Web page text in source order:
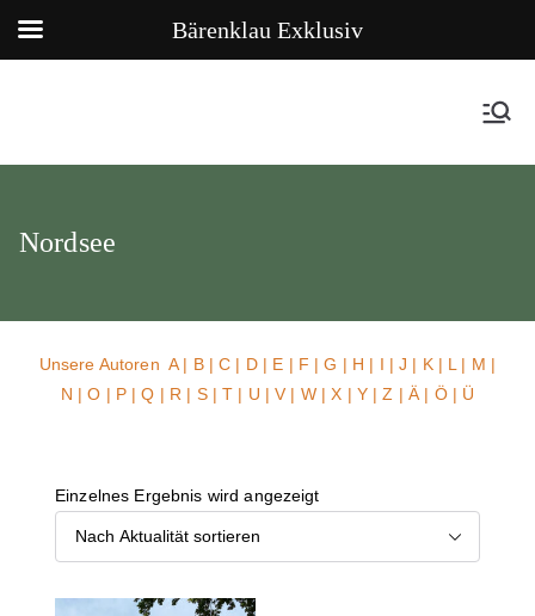
Nordsee
Unsere AutorenA| B|C | D| E | F |G | H | I |J | K| L | M |
N |O | P|Q | R | S|T | U | V | W| X | Y | Z | Ä | Ö | Ü
Einzelnes Ergebnis wird angezeigt
Bärenklau Exklusiv